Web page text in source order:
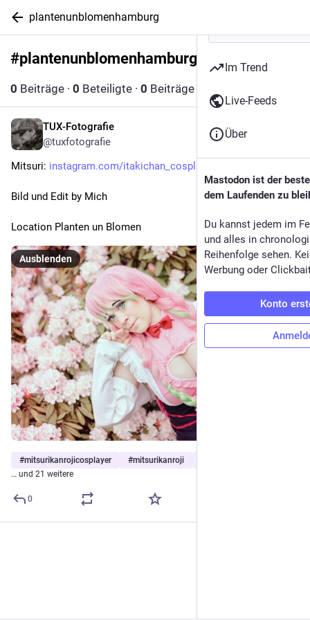
plantenunblomenhamburg
#plantenunblomenhamburg
0 Beiträge · 0 Beteiligte · 0 Beiträge heute
TUX-Fotografie
@tuxfotografie
Mitsuri: instagram.com/itakichan_cospla
Bild und Edit by Mich
Location Planten un Blomen
Ausblenden
#mitsurikanrojicosplayer #mitsurikanroji
… und 21 weitere
0
Im Trend
Live-Feeds
Über
Mastodon ist der
dem Laufenden zu
Du kannst jedem im
und alles in
Reihenfolge sehen.
Werbung oder
Konto